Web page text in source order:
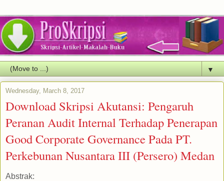
▼
Wednesday, March 8, 2017
Download Skripsi Akutansi: Pengaruh
Peranan Audit Internal Terhadap Penerapan
Good Corporate Governance Pada PT.
Perkebunan Nusantara III (Persero) Medan
Abstrak: